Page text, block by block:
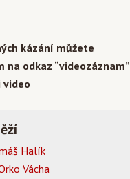
kázání můžete
na odkaz “videozáznam”
Halík
Vácha